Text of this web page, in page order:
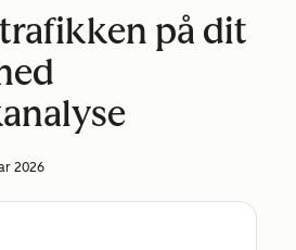
på dit
2026